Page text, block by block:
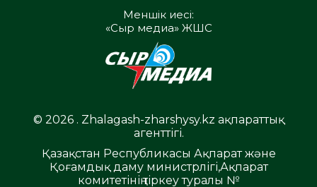
Меншік иесі:
«Сыр медиа» ЖШС
© 2026 . Zhalagash-zharshysy.kz ақпараттық
агенттігі.
Қазақстан Республикасы Ақпарат және
Қоғамдық даму министрлігі,Ақпарат
комитетінің тіркеу туралы №